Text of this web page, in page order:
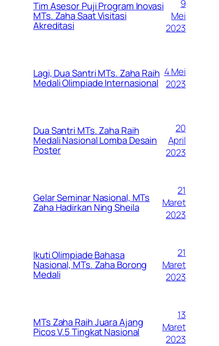
Tim Asesor Puji Program Inovasi
MTs. Zaha Saat Visitasi
Akreditasi
9
Mei
2023
Lagi, Dua Santri MTs. Zaha Raih
Medali Olimpiade Internasional
4 Mei
2023
Dua Santri MTs. Zaha Raih
Medali Nasional Lomba Desain
Poster
20
April
2023
Gelar Seminar Nasional, MTs
Zaha Hadirkan Ning Sheila
21
Maret
2023
Ikuti Olimpiade Bahasa
Nasional, MTs. Zaha Borong
Medali
21
Maret
2023
MTs Zaha Raih Juara Ajang
Picos V.5 Tingkat Nasional
13
Maret
2023